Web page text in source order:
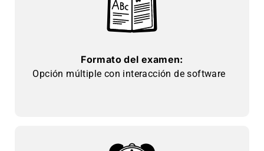
Formato del examen:
Opción múltiple con interacción de software